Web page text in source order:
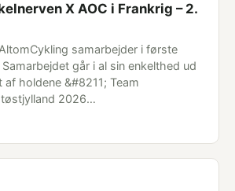
X AOC i Frankrig – 2.
samarbejder i første
går i al sin enkelthed ud
holdene &#8211; Team
2026…